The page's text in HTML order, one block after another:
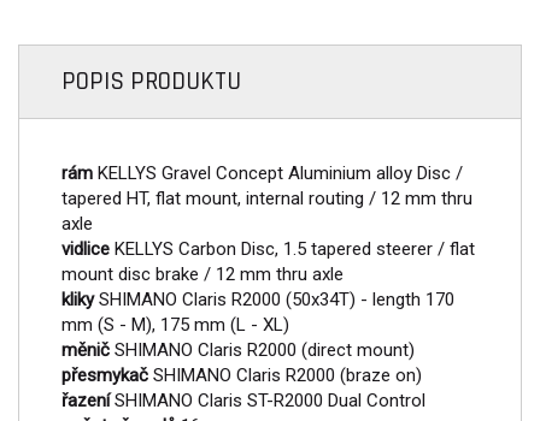
POPIS PRODUKTU
rám KELLYS Gravel Concept Aluminium alloy Disc /
tapered HT, flat mount, internal routing / 12 mm thru
axle
vidlice KELLYS Carbon Disc, 1.5 tapered steerer / flat
mount disc brake / 12 mm thru axle
klikySHIMANO Claris R2000 (50x34T) - length 170
mm (S - M), 175 mm (L - XL)
měnič SHIMANO Claris R2000 (direct mount)
přesmykač SHIMANO Claris R2000 (braze on)
řazeníSHIMANO Claris ST-R2000 Dual Control